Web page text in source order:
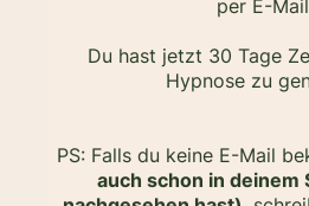
per E-
Du hast jetzt 30 Tage
Hypnose zu
PS: Falls du keine E-Mail
auch schon in deinem